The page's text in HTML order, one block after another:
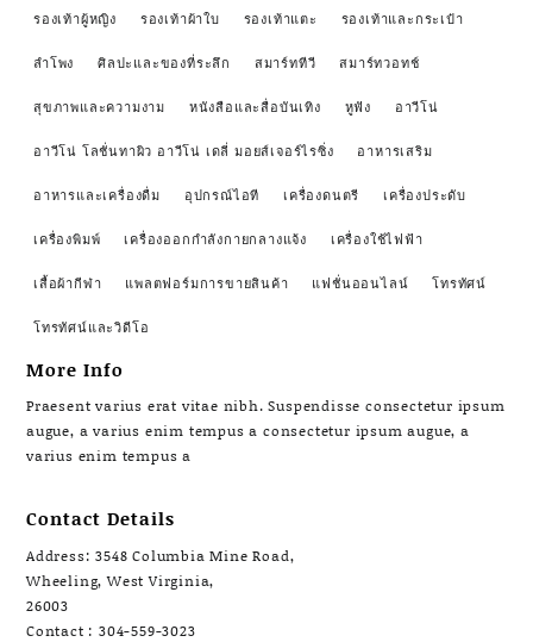
รองเท้าผู้หญิง รองเท้าผ้าใบ รองเท้าแตะ รองเท้าและกระเป๋า
ลำโพง ศิลปะและของที่ระลึก สมาร์ททีวี สมาร์ทวอทช์
สุขภาพและความงาม หนังสือและสื่อบันเทิง หูฟัง อาวีโน่
อาวีโน่ โลชั่นทาผิว อาวีโน่ เดลี่ มอยส์เจอร์ไรซิ่ง อาหารเสริม
อาหารและเครื่องดื่ม อุปกรณ์ไอที เครื่องดนตรี เครื่องประดับ
เครื่องพิมพ์ เครื่องออกกำลังกายกลางแจ้ง เครื่องใช้ไฟฟ้า
เสื้อผ้ากีฬา แพลตฟอร์มการขายสินค้า แฟชั่นออนไลน์ โทรทัศน์
โทรทัศน์และวิดีโอ
More Info
Praesent varius erat vitae nibh. Suspendisse consectetur ipsum
augue, a varius enim tempus a consectetur ipsum augue, a
varius enim tempus a
Contact Details
Address: 3548 Columbia Mine Road,
Wheeling, West Virginia,
26003
Contact : 304-559-3023